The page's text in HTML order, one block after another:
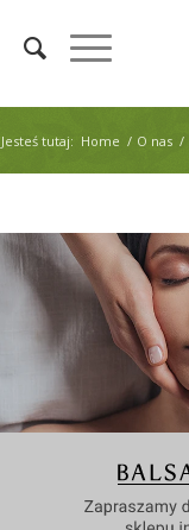
Jesteś tutaj: Home / O nas /